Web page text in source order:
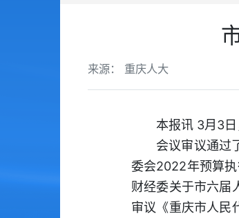
来源： 重庆人大
本报讯 3月3日
会议审议通过
委会2022年预算
财经委关于市六届
审议《重庆市人民